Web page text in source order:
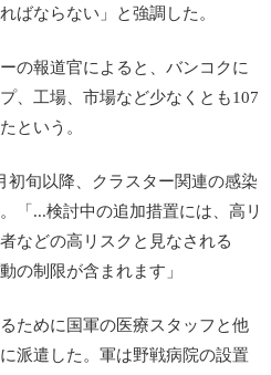
ばならない」と強調した。
の報道官によると、バンコクに
、工場、市場など少なくとも107
という。
初旬以降、クラスター関連の感染
「...検討中の追加措置には、高リ
などの高リスクと見なされる
の制限が含まれます」
ために国軍の医療スタッフと他
派遣した。軍は野戦病院の設置